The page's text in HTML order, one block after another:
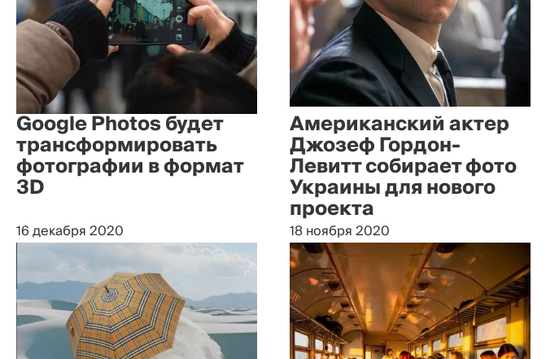
Google Photos будет
трансформировать
фотографии в формат
3D
16 декабря 2020
Американский актер
Джозеф Гордон-
Левитт собирает фото
Украины для нового
проекта
18 ноября 2020